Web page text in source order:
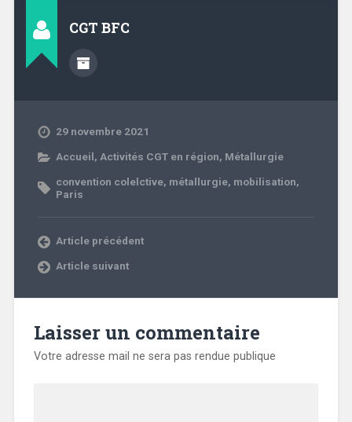
CGT BFC
29 novembre 2021
Accueil, Activités CGT en région, Métallurgie
convention colelctive, métallurgie, mobilisation,
Paris
Article précédent
Article suivant
Laisser un commentaire
Votre adresse mail ne sera pas rendue publique